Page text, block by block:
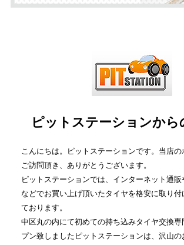
ピットステーションから
こんにちは。ピットステーションです。当店の
ご訪問頂き、ありがとうございます。
ピットステーションでは、インターネット通
などでお買い上げ頂いたタイヤを格安に取り付
ております。
中区丸の内にて初めての持ち込みタイヤ交換専
プン致しましたピットステーションは、沢山の